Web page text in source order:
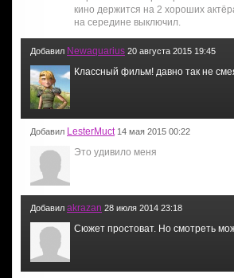
кино держится на 2 хороших
на середине выключил.
Добавил Newaquarius 20 августа 2015 19:45
Классный фильм! давно так не
Добавил LesterMuct 14 мая 2015 00:22
Это удивило меня
Добавил akrazan 28 июля 2014 23:18
Сюжет простоват. Но смотреть